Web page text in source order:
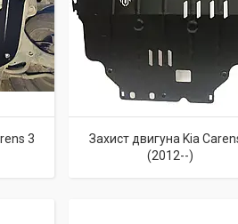
3
Захист двигуна Kia
(2012--)